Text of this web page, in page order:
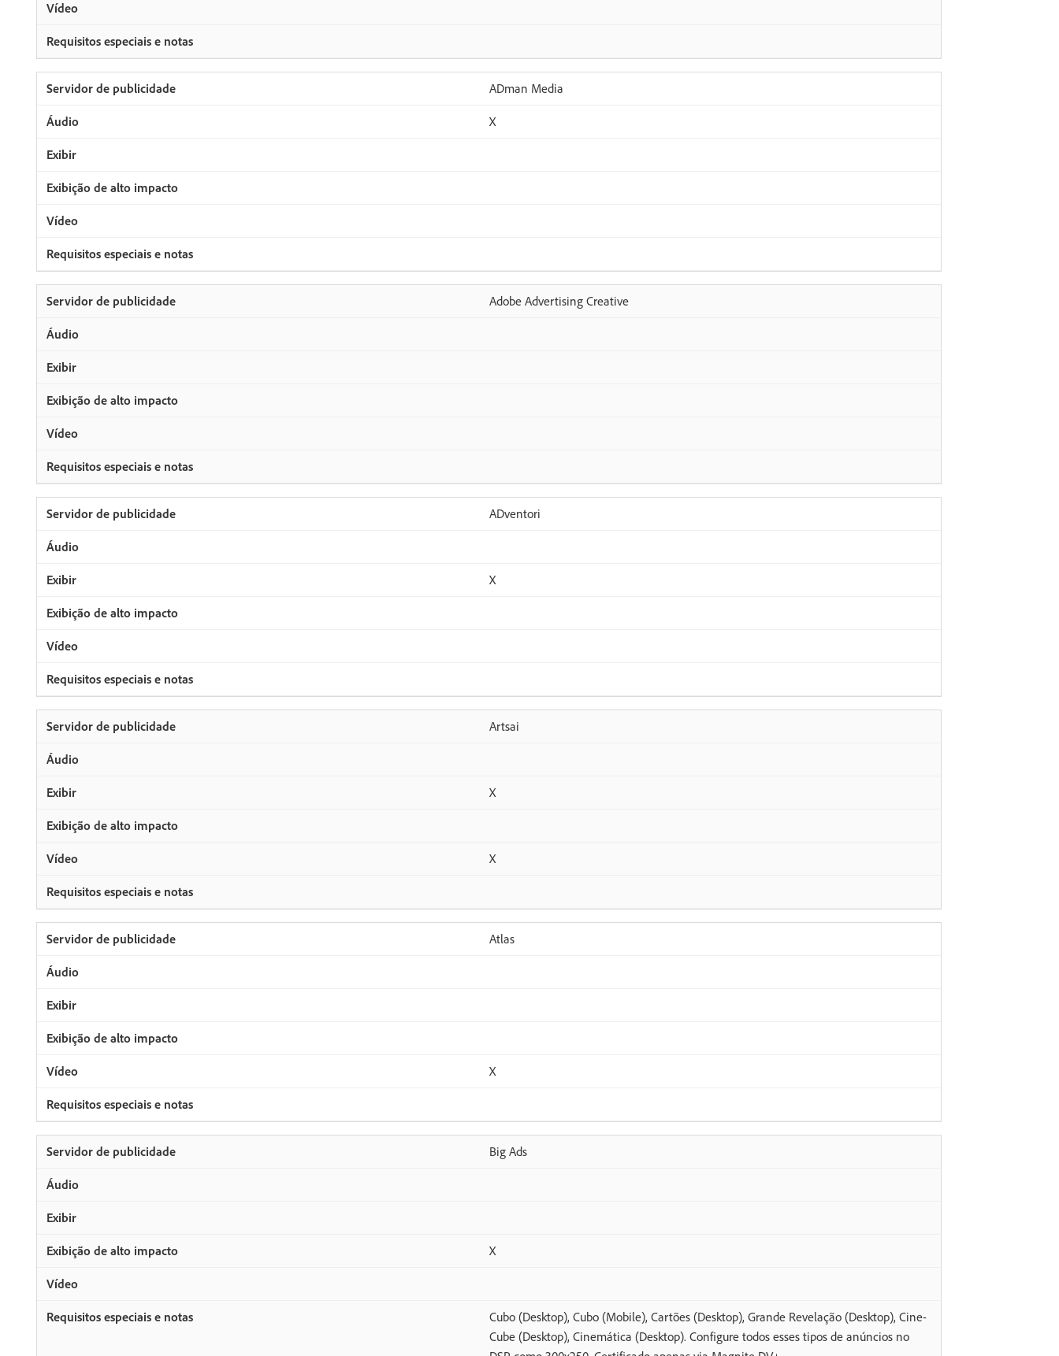
ADman Media
X
Adobe Advertising Creative
ADventori
X
Artsai
X
X
Atlas
X
Big Ads
X
Cubo (Desktop), Cubo (Mobile), Cartões (Desktop), Grande Revelação (Desktop), Cine-
Cube (Desktop), Cinemática (Desktop). Configure todos esses tipos de anúncios no